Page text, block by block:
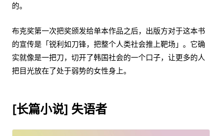
的。
布克奖第一次把奖颁发给单本作品之后，出版方对于这本书
的宣传是「锐利如刀锋，把整个人类社会推上靶场」。它确
实就像是一把刀，切开了韩国社会的一个口子，让更多的人
把目光放在了处于弱势的女性身上。
[长篇小说] 失语者